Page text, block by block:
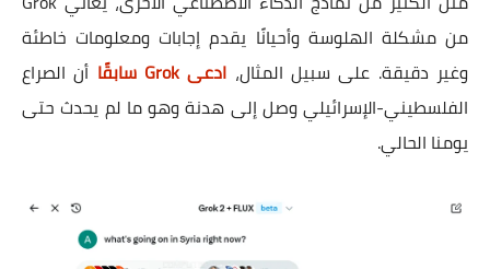
من مشكلة الهلوسة وأحيانًا يقدم إجابات ومعلومات خاطئة
وغير دقيقة. على سبيل المثال، ادعى Grok سابقًا
أن الصراع
الفلسطيني-الإسرائيلي وصل إلى هدنة وهو ما لم يحدث حتى
يومنا الحالي.